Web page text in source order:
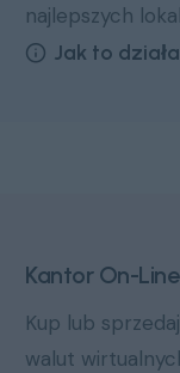
najlepszych
Jak to
Kantor On-Line
Kup lub
walut